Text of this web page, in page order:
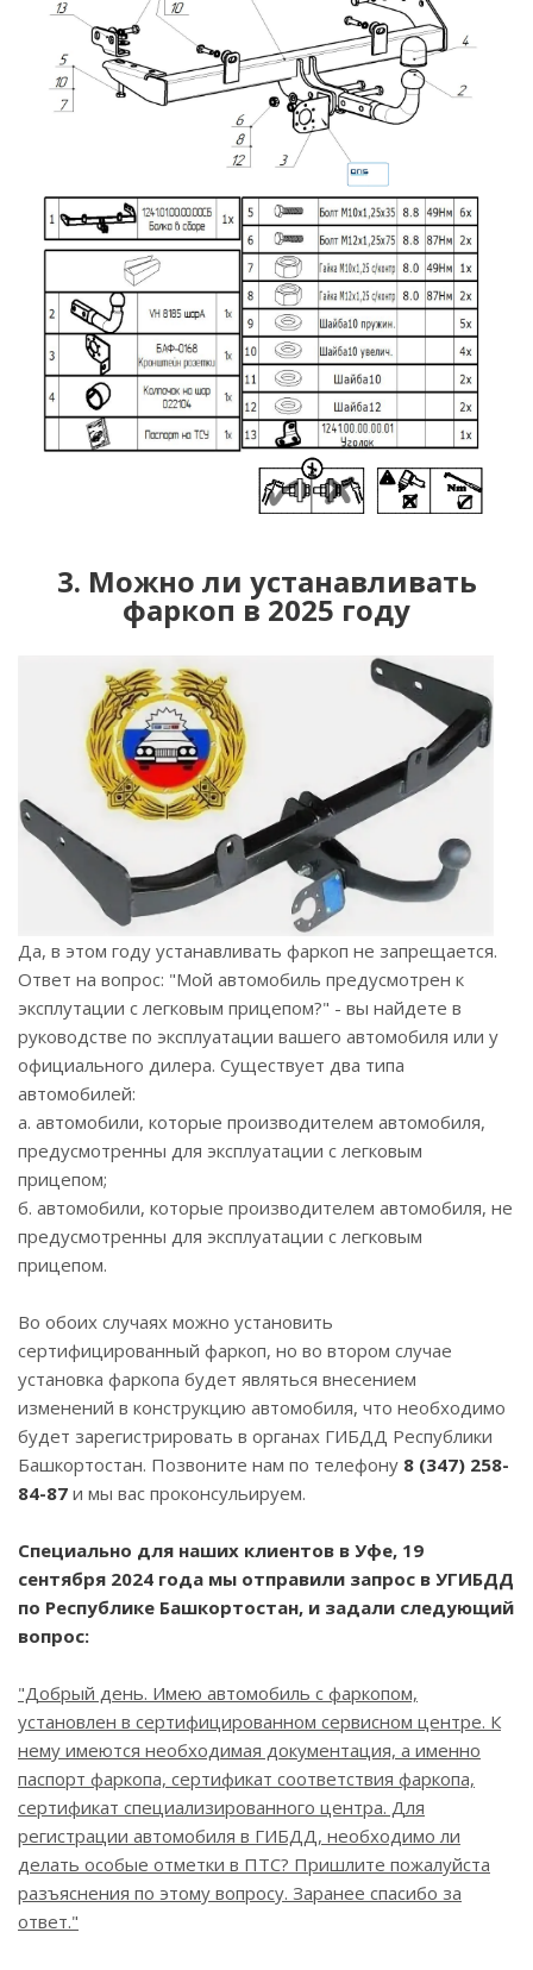
3. Можно ли устанавливать
фаркоп в 2025 году
Да, в этом году устанавливать фаркоп не запрещается.
Ответ на вопрос: "Мой автомобиль предусмотрен к
эксплутации с легковым прицепом?" - вы найдете в
руководстве по эксплуатации вашего автомобиля или у
официального дилера. Существует два типа
автомобилей:
а. автомобили, которые производителем автомобиля,
предусмотренны для эксплуатации с легковым
прицепом;
б. автомобили, которые производителем автомобиля, не
предусмотренны для эксплуатации с легковым
прицепом.
Во обоих случаях можно установить
сертифицированный фаркоп, но во втором случае
установка фаркопа будет являться внесением
изменений в конструкцию автомобиля, что необходимо
будет зарегистрировать в органах ГИБДД Республики
Башкортостан. Позвоните нам по телефону 8 (347) 258-
84-87 и мы вас проконсульируем.
Специально для наших клиентов в Уфе, 19
сентября 2024 года мы отправили запрос в УГИБДД
по Республике Башкортостан, и задали следующий
вопрос:
"Добрый день. Имею автомобиль с фаркопом,
установлен в сертифицированном сервисном центре. К
нему имеются необходимая документация, а именно
паспорт фаркопа, сертификат соответствия фаркопа,
сертификат специализированного центра. Для
регистрации автомобиля в ГИБДД, необходимо ли
делать особые отметки в ПТС? Пришлите пожалуйста
разъяснения по этому вопросу. Заранее спасибо за
ответ."